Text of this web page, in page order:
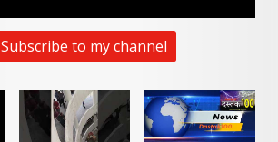
Subscribe to my channel